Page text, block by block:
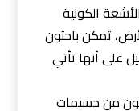
الكونية
تمكن باحثون
على أنها تأتي
من جسيمات